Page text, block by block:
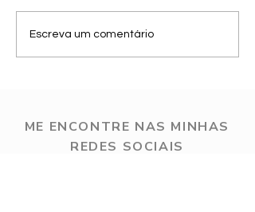
25 de Jun - Looks de
inverno 2
Escreva um comentário
ME ENCONTRE NAS MINHAS
REDES SOCIAIS